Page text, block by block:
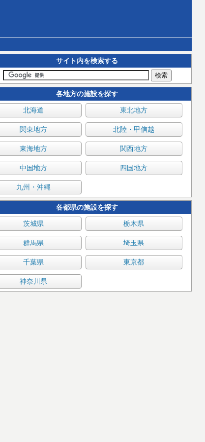
サイト内を検索する
各地方の施設を探す
北海道 東北地方
関東地方 北陸・甲信越
東海地方 関西地方
中国地方 四国地方
九州・沖縄
各都県の施設を探す
茨城県 栃木県
群馬県 埼玉県
千葉県 東京都
神奈川県